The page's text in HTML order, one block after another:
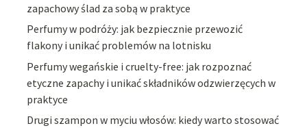
zapachowy ślad za sobą w praktyce
Perfumy w podróży: jak bezpiecznie przewozić
flakony i unikać problemów na lotnisku
Perfumy wegańskie i cruelty-free: jak rozpoznać
etyczne zapachy i unikać składników odzwierzęcych w
praktyce
Drugi szampon w myciu włosów: kiedy warto stosować